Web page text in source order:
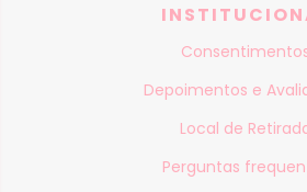
Depoimentos e
Local de
Perguntas